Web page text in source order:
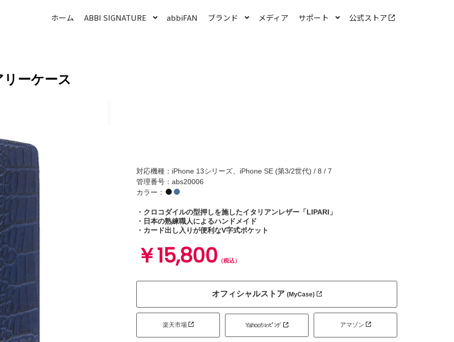
ホーム ABBI SIGNATURE abbiFAN ブランド メディア サポート 公式ストア
ーケース
対応機種：iPhone 13シリーズ、iPhone SE (第3/2世代) / 8 / 7
管理番号：abs20006
カラー：
・クロコダイルの型押しを施したイタリアンレザー「LIPARI」
・日本の熟練職人によるハンドメイド
・カード出し入りが便利なV字式ポケット
￥15,800 （税込）
オフィシャルストア (MyCase)
楽天市場 Yahoo!ｼｮｯﾋﾟﾝｸﾞ アマゾン